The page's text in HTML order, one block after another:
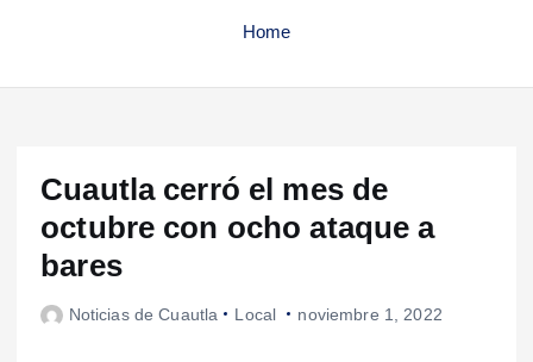
Home
Cuautla cerró el mes de
octubre con ocho ataque a
bares
Noticias de Cuautla Local noviembre 1, 2022